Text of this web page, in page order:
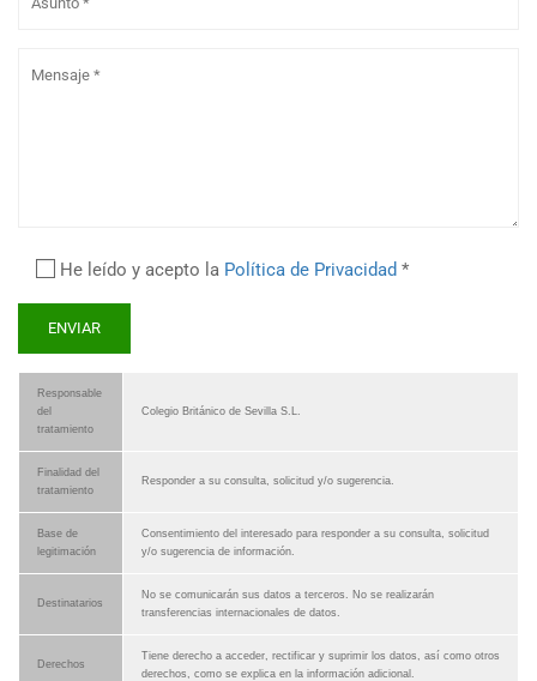
He leído y acepto la Política de Privacidad *
Responsable
del
tratamiento
Colegio Británico de Sevilla S.L.
Finalidad del
tratamiento
Responder a su consulta, solicitud y/o sugerencia.
Base de
legitimación
Consentimiento del interesado para responder a su consulta, solicitud
y/o sugerencia de información.
Destinatarios
No se comunicarán sus datos a terceros. No se realizarán
transferencias internacionales de datos.
Derechos
Tiene derecho a acceder, rectificar y suprimir los datos, así como otros
derechos, como se explica en la información adicional.